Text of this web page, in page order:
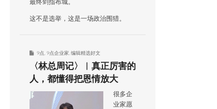
最终剑指布城。
这不是选举，这是一场政治围猎。
9点 9点企业家 编辑精选好文
〈林总周记〉︱真正厉害的
人，都懂得把恩情放大
很多企
业家愿